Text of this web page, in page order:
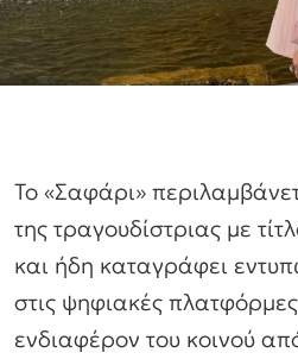
Το «Σαφάρι»
της τραγουδίστριας με
και ήδη καταγράφει
στις ψηφιακές
ενδιαφέρον του κοινού